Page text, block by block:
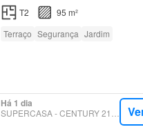
T2
95 m²
Terraço Segurança Jardim
Há 1 dia